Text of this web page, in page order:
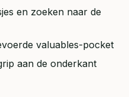
en zoeken naar de
valuables-pocket
aan de onderkant